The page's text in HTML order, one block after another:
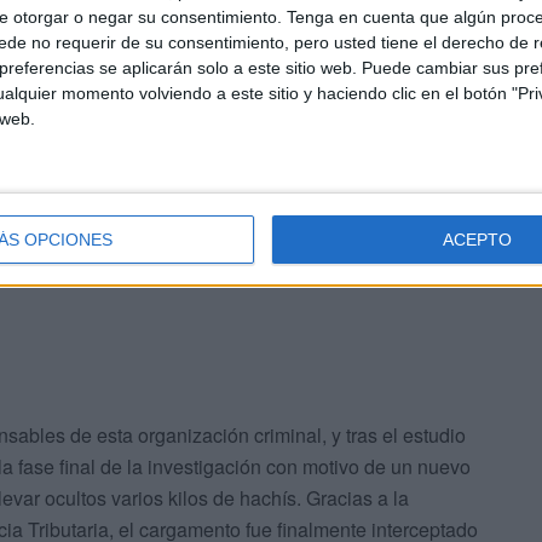
otorgar o negar su consentimiento. Tenga en cuenta que algún
no requerir de su consentimiento, pero usted tiene el derecho de
se aplicarán solo a este sitio web. Puede cambiar sus
momento volviendo a este sitio y haciendo clic en el botón
OPCIONES ACEPTO
y contravigilancia e incrementaron su actividad
sin carga a Ceuta que servían como señuelo
Policía, o a perfeccionar sus sistemas de ocultación
que se transportaba.
de esta organización criminal, y tras el estudio
fase final de la investigación con motivo de un nuevo
ocultos varios kilos de hachís. Gracias a la
Tributaria, el cargamento fue finalmente interceptado